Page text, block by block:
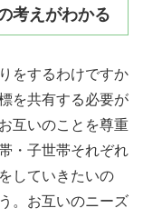
考えがわかる
をするわけですか
を共有する必要が
互いのことを尊重
・子世帯それぞれ
していきたいの
。お互いのニーズ